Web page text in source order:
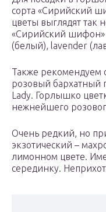
сорта «Сирийский
цветы выглядят так
«Сирийский шифон»
(белый), lavender
Также рекомендуем
розовый бархатный
Lady. Горлышко
нежнейшего
Очень редкий, но
экзотический –
лимонном цвете.
серединку.